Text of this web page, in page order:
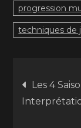
progression
techniques de
de
Les 4